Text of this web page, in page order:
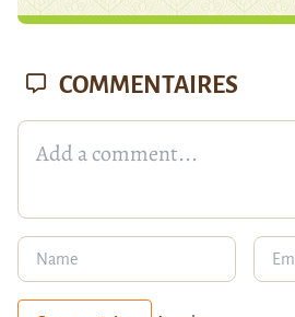
COMMENTAIRES